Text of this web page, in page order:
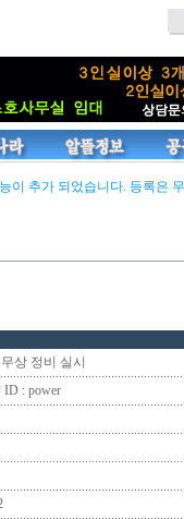
추가 되었습니다. 등록은 무
상 정비 실시
: power